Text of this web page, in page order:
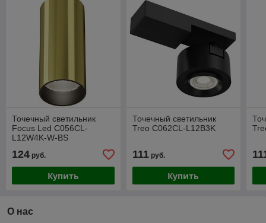
Точечный светильник
Focus Led C056CL-
L12W4K-W-BS
124 руб.
Купить
Точечный светильник
Treo C062CL-L12B3K
111руб.
Купить
О нас